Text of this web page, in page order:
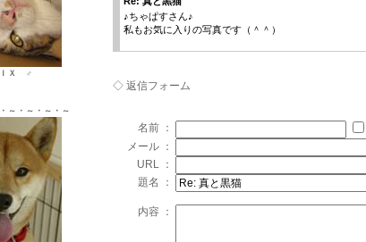
ＩＸ ♂
～・～・～・～
♪ちゃぱすさん♪
私もお気に入りの写真です（＾＾）
◇ 返信フォーム
名前 ：
メール ：
URL ：
題名 ：
内容 ：